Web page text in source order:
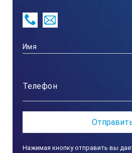
Нажимая кнопку отправить вы